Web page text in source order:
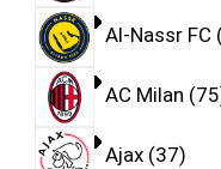
Al-Nassr FC
AC Milan 75
Ajax 37